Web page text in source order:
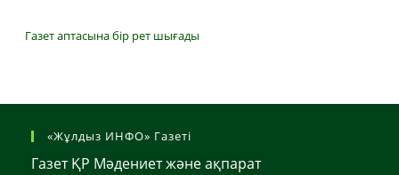
Газет аптасына бір рет шығады
«Жұлдыз ИНФО» Газеті
Газет ҚР Мәдениет және ақпарат